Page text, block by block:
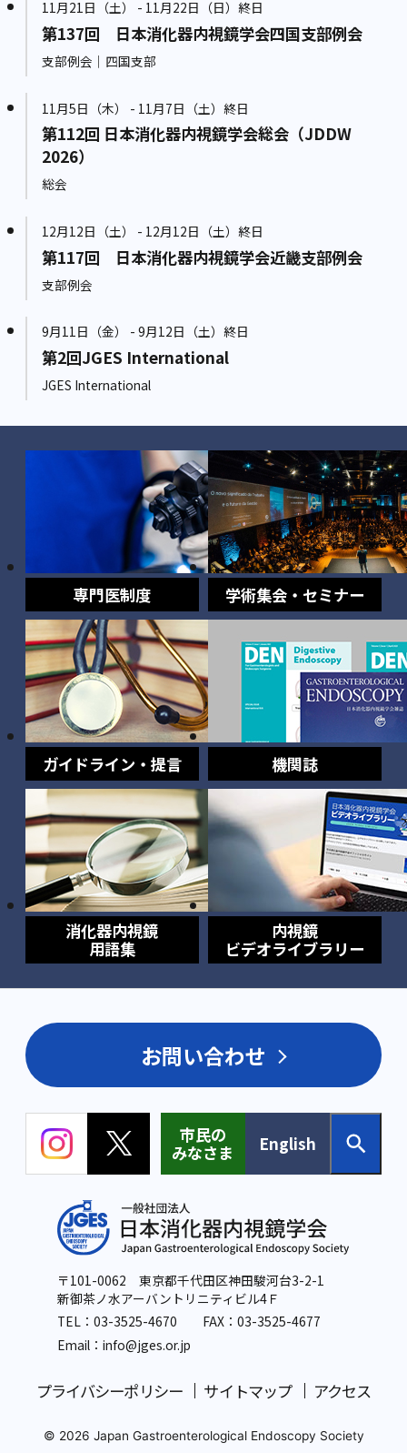
11月21日（土） - 11月22日（日）終日
第137回 日本消化器内視鏡学会四国支部例会
支部例会｜四国支部
11月5日（木） - 11月7日（土）終日
第112回 日本消化器内視鏡学会総会（JDDW
2026）
総会
12月12日（土） - 12月12日（土）終日
第117回 日本消化器内視鏡学会近畿支部例会
支部例会
9月11日（金） - 9月12日（土）終日
第2回JGES International
JGES International
専門医制度 学術集会・セミナー
ガイドライン・提言 機関誌
消化器内視鏡
用語集
内視鏡
ビデオライブラリー
お問い合わせ
市民の
みなさま
English
〒101-0062 東京都千代田区神田駿河台3-2-1
新御茶ノ水アーバントリニティビル4Ｆ
TEL：03-3525-4670 FAX：03-3525-4677
Email：info@jges.or.jp
プライバシーポリシー サイトマップ アクセス
© 2026 Japan Gastroenterological Endoscopy Society